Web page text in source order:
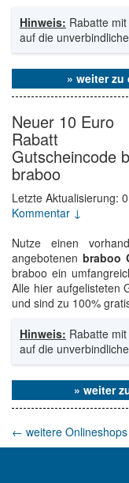
Hinweis: Rabatte
auf die
» weiter zu
Neuer 10 Euro
Rabatt
Gutscheincode
braboo
Letzte Aktualisierung:
Kommentar ↓
Nutze einen
angebotenen braboo
braboo ein
Alle hier aufgelisteten
und sind zu 100%
Hinweis: Rabatte
auf die
» weiter
← weitere Onlineshops